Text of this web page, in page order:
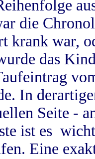
die
krank war,
das
In
Seite -
ist es
Eine